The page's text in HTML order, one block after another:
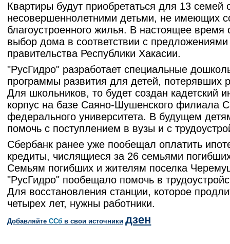
Квартиры будут приобретаться для 13 семей
несовершеннолетними детьми, не имеющих
благоустроенного жилья. В настоящее время
выбор дома в соответствии с предложениями
правительства Республики Хакасии.
"РусГидро" разработает специальные
программы развития для детей, потерявших
Для школьников, то будет создан кадетский
корпус на базе Саяно-Шушенского филиала
федерального университета. В будущем
помочь с поступлением в вузы и с
Сбербанк ранее уже пообещал оплатить
кредиты, числящиеся за 26 семьями
Cемьям погибших и жителям поселка
"РусГидро" пообещало помочь в
Для восстановления станции, которое
четырех лет, нужны работники.
Добавляйте CСб в свои источники дзен